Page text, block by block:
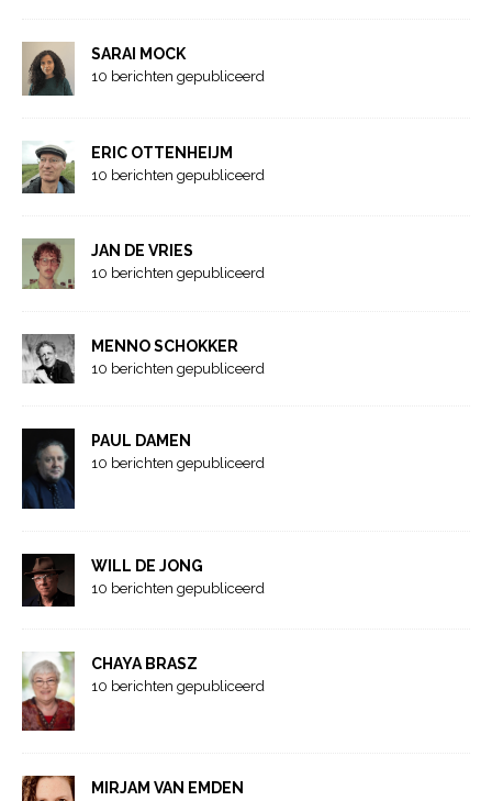
SARAI MOCK
10 berichten gepubliceerd
ERIC OTTENHEIJM
10 berichten gepubliceerd
JAN DE VRIES
10 berichten gepubliceerd
MENNO SCHOKKER
10 berichten gepubliceerd
PAUL DAMEN
10 berichten gepubliceerd
WILL DE JONG
10 berichten gepubliceerd
CHAYA BRASZ
10 berichten gepubliceerd
MIRJAM VAN EMDEN